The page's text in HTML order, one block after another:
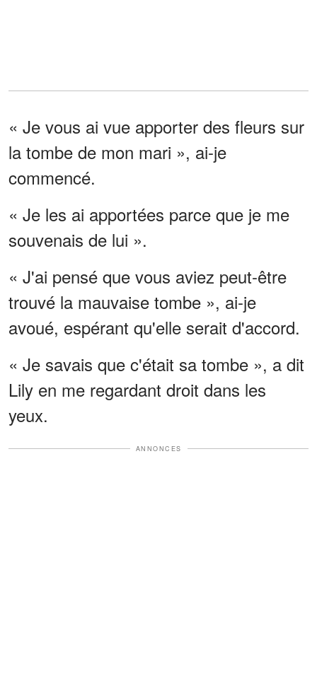
« Je vous ai vue apporter des fleurs sur
la tombe de mon mari », ai-je
commencé.
« Je les ai apportées parce que je me
souvenais de lui ».
« J'ai pensé que vous aviez peut-être
trouvé la mauvaise tombe », ai-je
avoué, espérant qu'elle serait d'accord.
« Je savais que c'était sa tombe », a dit
Lily en me regardant droit dans les
yeux.
ANNONCES